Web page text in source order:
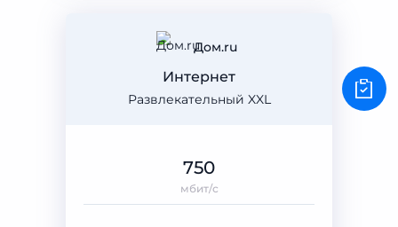
Дом.ru
Развлекательный XXL
Интернет
750
мбит/с